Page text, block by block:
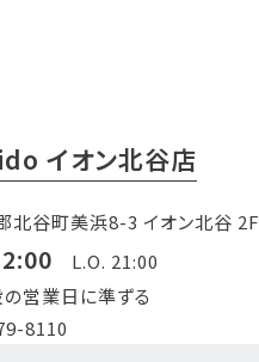
イオン北谷店
北谷町美浜8-3 イオン北谷 2F
L.O. 21:00
営業日に準ずる
8110